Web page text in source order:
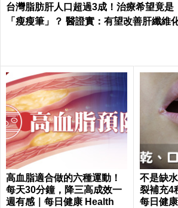
台灣脂肪肝人口超過3成！治療希望竟是
「瘦瘦筆」？ 醫證實：有望改善肝纖維
高血脂適合做的六種運動！
每天30分鐘，降三高成效一
週有感｜每日健康 Health
不是缺
裂補充4
每日健